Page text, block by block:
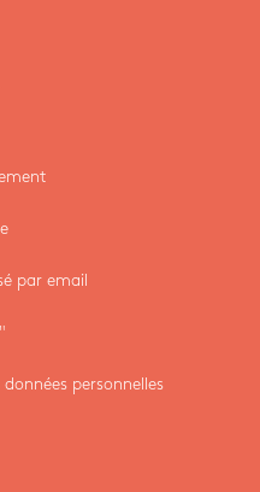
par email
personnelles